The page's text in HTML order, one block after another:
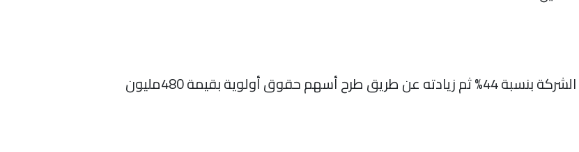
وافقت “هيئة السوق” على تخفيض رأس مال الشركة بنسبة 44% ثم زيادته عن طريق طرح أسهم حقوق أولوية بقيمة 480مليون